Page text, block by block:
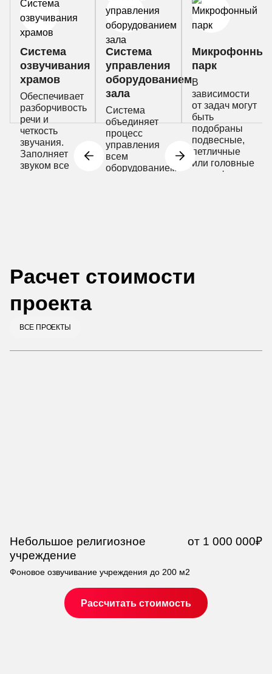
Система
озвучивания
храмов
Обеспечивает
разборчивость
речи и
четкость
звучания.
Заполняет
звуком все
Система
управления
оборудованием
зала
Система
объединяет
процесс
управления
всем
оборудованием
Микрофонный
парк
В
зависимости
от задач могут
быть
подобраны
подвесные,
петличные
или головные
микрофоны
Расчет стоимости
проекта
ВСЕ ПРОЕКТЫ
Небольшое религиозное
учреждение
от 1 000 000₽
Фоновое озвучивание учреждения до 200 м2
Рассчитать стоимость